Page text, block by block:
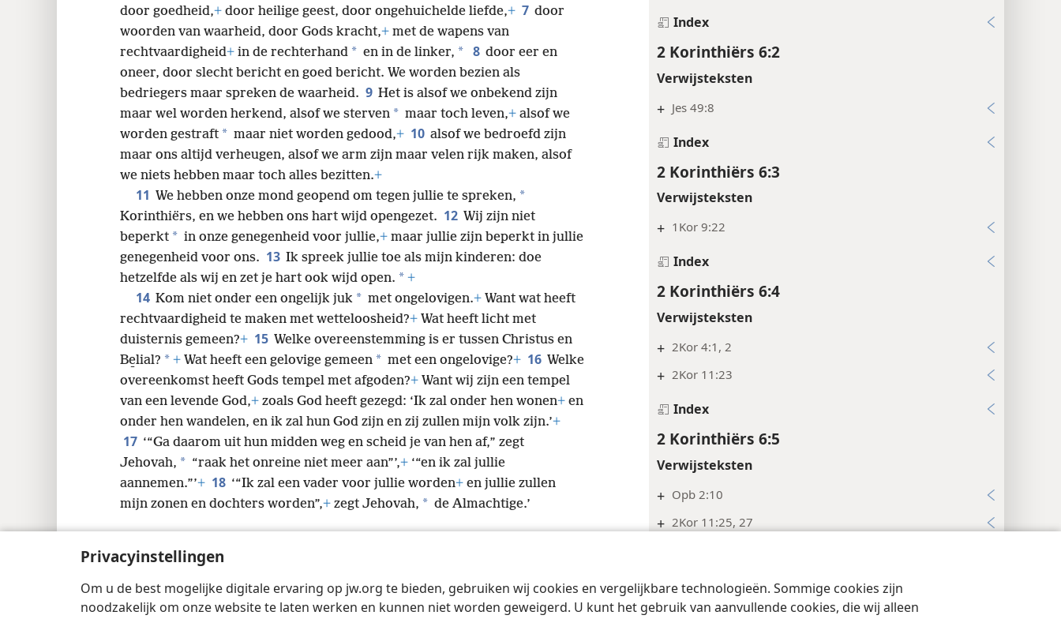
Privacyinstellingen
Om u de best mogelijke digitale ervaring op jw.org te bieden, gebruiken wij cookies en vergelijkbare technologieën. Sommige cookies zijn
noodzakelijk om onze website te laten werken en kunnen niet worden geweigerd. U kunt het gebruik van aanvullende cookies, die wij alleen
Index
2 Korinthiërs 6:2
Verwijsteksten
+ Jes 49:8
Index
2 Korinthiërs 6:3
Verwijsteksten
+ 1Kor 9:22
Index
2 Korinthiërs 6:4
Verwijsteksten
+ 2Kor 4:1, 2
+ 2Kor 11:23
Index
2 Korinthiërs 6:5
Verwijsteksten
+ Opb 2:10
+ 2Kor 11:25, 27
2 Korinthiërs 6:6
Verwijsteksten
door goedheid,+ door heilige geest, door ongehuichelde liefde,+ 7 door
woorden van waarheid, door Gods kracht,+ met de wapens van
rechtvaardigheid+ in de rechterhand * en in de linker, * 8 door eer en
oneer, door slecht bericht en goed bericht. We worden bezien als
bedriegers maar spreken de waarheid. 9 Het is alsof we onbekend zijn
maar wel worden herkend, alsof we sterven * maar toch leven,+ alsof we
worden gestraft * maar niet worden gedood,+ 10 alsof we bedroefd zijn
maar ons altijd verheugen, alsof we arm zijn maar velen rijk maken, alsof
we niets hebben maar toch alles bezitten.+
11 We hebben onze mond geopend om tegen jullie te spreken, *
Korinthiërs, en we hebben ons hart wijd opengezet. 12 Wij zijn niet
beperkt * in onze genegenheid voor jullie,+ maar jullie zijn beperkt in jullie
genegenheid voor ons. 13 Ik spreek jullie toe als mijn kinderen: doe
hetzelfde als wij en zet je hart ook wijd open. * +
14 Kom niet onder een ongelijk juk * met ongelovigen.+ Want wat heeft
rechtvaardigheid te maken met wetteloosheid?+ Wat heeft licht met
duisternis gemeen?+ 15 Welke overeenstemming is er tussen Christus en
Be̱lial? * + Wat heeft een gelovige gemeen * met een ongelovige?+ 16 Welke
overeenkomst heeft Gods tempel met afgoden?+ Want wij zijn een tempel
van een levende God,+ zoals God heeft gezegd: ‘Ik zal onder hen wonen+ en
onder hen wandelen, en ik zal hun God zijn en zij zullen mijn volk zijn.’+
17 ‘“Ga daarom uit hun midden weg en scheid je van hen af,” zegt
Jehovah, * “raak het onreine niet meer aan”’,+ ‘“en ik zal jullie
aannemen.”’+ 18 ‘“Ik zal een vader voor jullie worden+ en jullie zullen
mijn zonen en dochters worden”,+ zegt Jehovah, * de Almachtige.’
Copyright © 2026 Watch Tower Bible and Tract Society of Pennsylvania Gebruiksvoorwaarden Privacybeleid Privacyinstellingen JW.ORG Inloggen